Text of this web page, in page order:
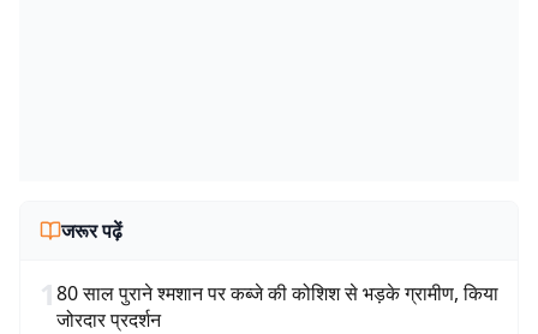
जरूर पढ़ें
180 साल पुराने श्मशान पर कब्जे की कोशिश से भड़के ग्रामीण, किया
जोरदार प्रदर्शन